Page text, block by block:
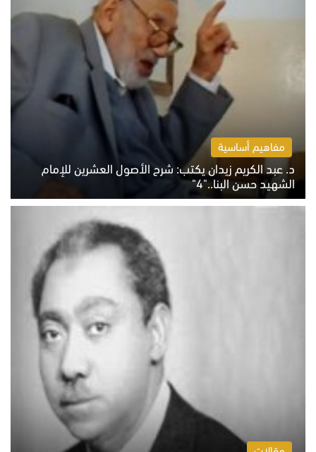
مفاهيم أساسية
د. عبد الكريم زيدان يكتب: شرح الأصول العشرين للإمام
الشهيد حسن البنا.."4"
الخميس 6 أغسطس 2026 10:27 ص